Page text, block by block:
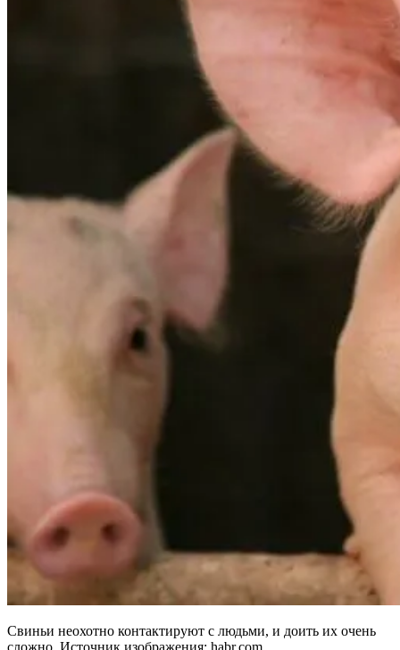
Свиньи неохотно контактируют с людьми, и доить их очень
сложно. Источник изображения: habr.com